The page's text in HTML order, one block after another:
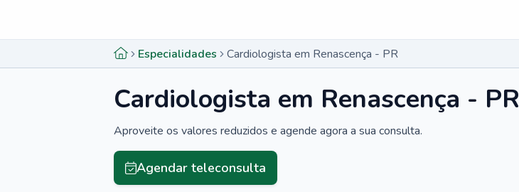
Especialidades Cardiologista em Renascença - PR
Cardiologista em Renascença - PR
Aproveite os valores reduzidos e agende agora a sua consulta.
Agendar teleconsulta